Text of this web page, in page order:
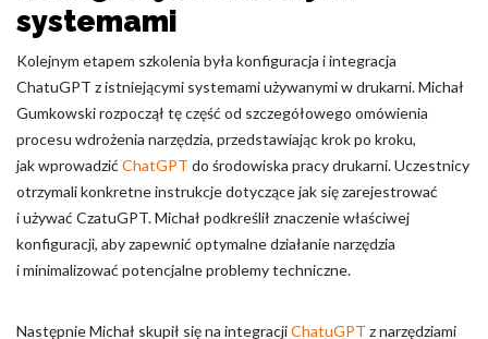
systemami
Kolejnym etapem szkolenia była konfiguracja i integracja
ChatuGPT z istniejącymi systemami używanymi w drukarni. Michał
Gumkowski rozpoczął tę część od szczegółowego omówienia
procesu wdrożenia narzędzia, przedstawiając krok po kroku,
jak wprowadzić ChatGPT do środowiska pracy drukarni. Uczestnicy
otrzymali konkretne instrukcje dotyczące jak się zarejestrować
i używać CzatuGPT. Michał podkreślił znaczenie właściwej
konfiguracji, aby zapewnić optymalne działanie narzędzia
i minimalizować potencjalne problemy techniczne.
Następnie Michał skupił się na integracjiChatuGPT z narzędziami